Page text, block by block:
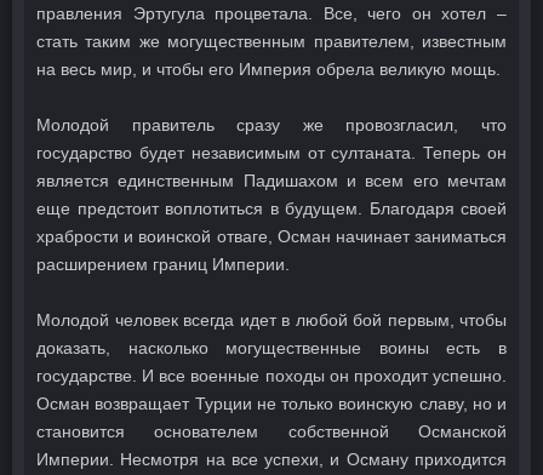
правления Эртугула процветала. Все, чего он хотел –
стать таким же могущественным правителем, известным
на весь мир, и чтобы его Империя обрела великую мощь.
Молодой правитель сразу же провозгласил, что
государство будет независимым от султаната. Теперь он
является единственным Падишахом и всем его мечтам
еще предстоит воплотиться в будущем. Благодаря своей
храбрости и воинской отваге, Осман начинает заниматься
расширением границ Империи.
Молодой человек всегда идет в любой бой первым, чтобы
доказать, насколько могущественные воины есть в
государстве. И все военные походы он проходит успешно.
Осман возвращает Турции не только воинскую славу, но и
становится основателем собственной Османской
Империи. Несмотря на все успехи, и Осману приходится